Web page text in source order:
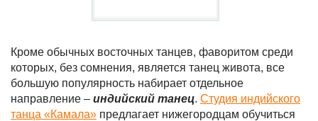
Кроме обычных восточных танцев, фаворитом среди
которых, без сомнения, является танец живота, все
большую популярность набирает отдельное
направление – индийский танец. Студия индийского
танца «Камала» предлагает нижегородцам обучиться